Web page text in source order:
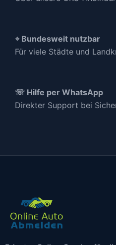
⌖ Bundesweit nutzbar
Für viele Städte und
☏ Hilfe per WhatsApp
Direkter Support bei